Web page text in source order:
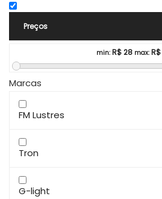
Preços
min: R$28 max: R$
Marcas
FM Lustres
Tron
G-light